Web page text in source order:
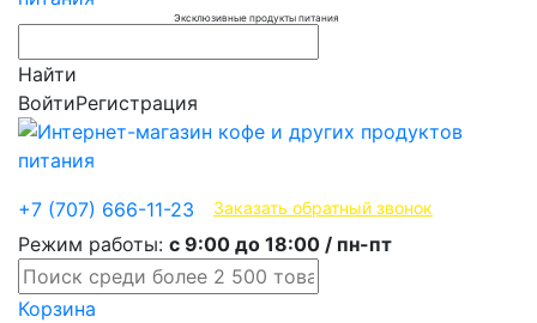
Эксклюзивные продукты питания
Найти
ВойтиРегистрация
+7 (707) 666-11-23 Заказать обратный звонок
Режим работы: с 9:00 до 18:00 / пн-пт
Корзина